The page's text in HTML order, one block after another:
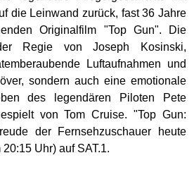
die Leinwand zurück, fast 36 Jahre
Originalfilm "Top Gun". Die
Regie von Joseph Kosinski,
Luftaufnahmen und
sondern auch eine emotionale
des legendären Piloten Pete
von Tom Cruise. "Top Gun:
der Fernsehzuschauer heute
Uhr) auf SAT.1.